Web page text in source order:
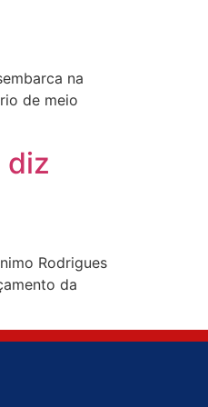
na
de meio
diz
Rodrigues
da